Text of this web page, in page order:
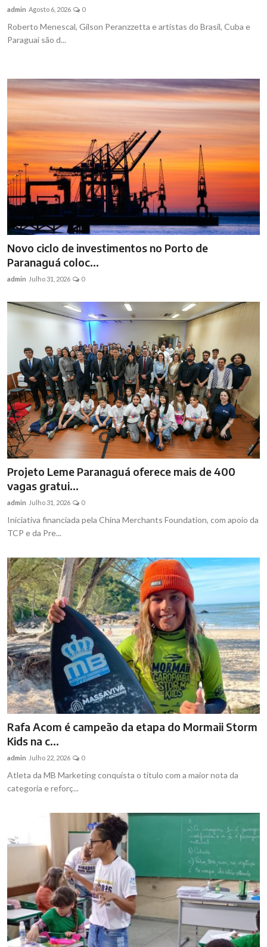
admin Agosto 6, 2026 0
Roberto Menescal, Gilson Peranzzetta e artistas do Brasil, Cuba e
Paraguai são d...
Novo ciclo de investimentos no Porto de
Paranaguá coloc...
admin Julho 31, 2026 0
Projeto Leme Paranaguá oferece mais de 400
vagas gratui...
admin Julho 31, 2026 0
Iniciativa financiada pela China Merchants Foundation, com apoio da
TCP e da Pre...
Rafa Acom é campeão da etapa do Mormaii Storm
Kids na c...
admin Julho 22, 2026 0
Atleta da MB Marketing conquista o título com a maior nota da
categoria e reforç...